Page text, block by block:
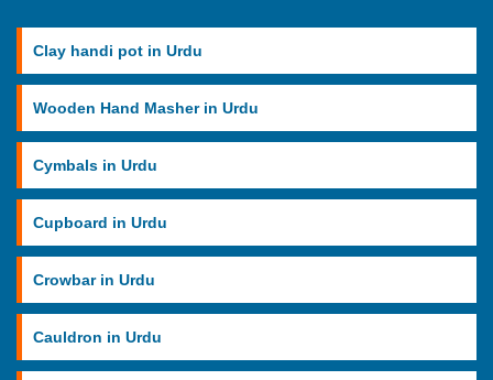
Clay handi pot in Urdu
Wooden Hand Masher in Urdu
Cymbals in Urdu
Cupboard in Urdu
Crowbar in Urdu
Cauldron in Urdu